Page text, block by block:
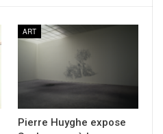
ART
Pierre Huyghe expose